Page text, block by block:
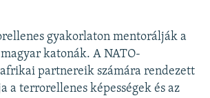
gyakorlaton mentorálják a
katonák. A NATO-
afrikai partnereik számára rendezett
a terrorellenes képességek és az